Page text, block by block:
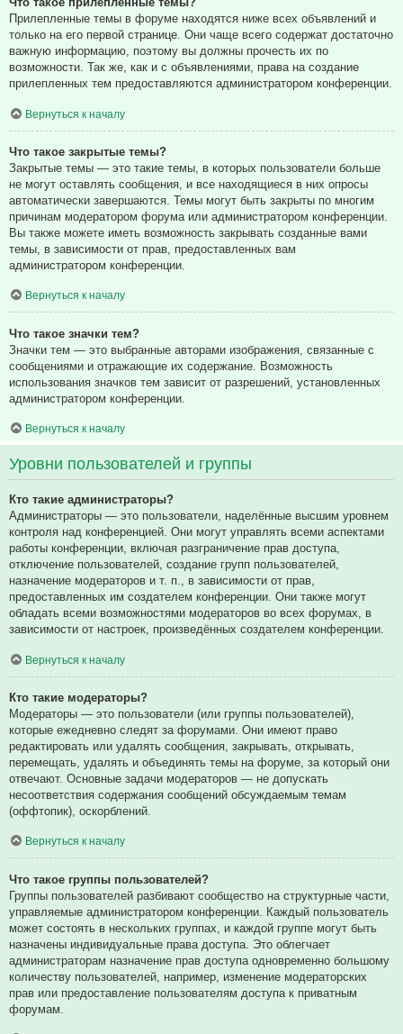
Прилепленные темы в форуме находятся ниже всех объявлений и
только на его первой странице. Они чаще всего содержат достаточно
важную информацию, поэтому вы должны прочесть их по
возможности. Так же, как и с объявлениями, права на создание
прилепленных тем предоставляются администратором конференции.
Вернуться к началу
Что такое закрытые темы?
Закрытые темы — это такие темы, в которых пользователи больше
не могут оставлять сообщения, и все находящиеся в них опросы
автоматически завершаются. Темы могут быть закрыты по многим
причинам модератором форума или администратором конференции.
Вы также можете иметь возможность закрывать созданные вами
темы, в зависимости от прав, предоставленных вам
администратором конференции.
Вернуться к началу
Что такое значки тем?
Значки тем — это выбранные авторами изображения, связанные с
сообщениями и отражающие их содержание. Возможность
использования значков тем зависит от разрешений, установленных
администратором конференции.
Вернуться к началу
Уровни пользователей и группы
Кто такие администраторы?
Администраторы — это пользователи, наделённые высшим уровнем
контроля над конференцией. Они могут управлять всеми аспектами
работы конференции, включая разграничение прав доступа,
отключение пользователей, создание групп пользователей,
назначение модераторов и т. п., в зависимости от прав,
предоставленных им создателем конференции. Они также могут
обладать всеми возможностями модераторов во всех форумах, в
зависимости от настроек, произведённых создателем конференции.
Вернуться к началу
Кто такие модераторы?
Модераторы — это пользователи (или группы пользователей),
которые ежедневно следят за форумами. Они имеют право
редактировать или удалять сообщения, закрывать, открывать,
перемещать, удалять и объединять темы на форуме, за который они
отвечают. Основные задачи модераторов — не допускать
несоответствия содержания сообщений обсуждаемым темам
(оффтопик), оскорблений.
Вернуться к началу
Что такое группы пользователей?
Группы пользователей разбивают сообщество на структурные части,
управляемые администратором конференции. Каждый пользователь
может состоять в нескольких группах, и каждой группе могут быть
назначены индивидуальные права доступа. Это облегчает
администраторам назначение прав доступа одновременно большому
количеству пользователей, например, изменение модераторских
прав или предоставление пользователям доступа к приватным
форумам.